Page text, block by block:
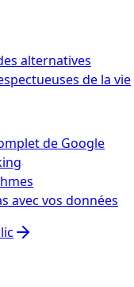
alternatives
de la vie
de Google
avec vos données